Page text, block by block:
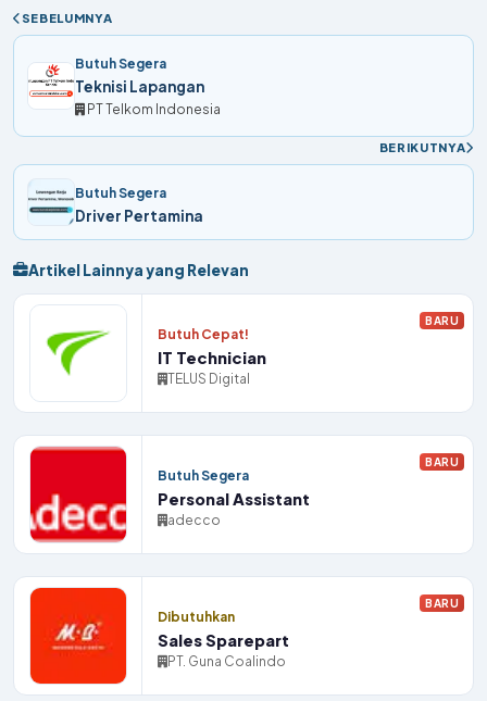
SEBELUMNYA
Butuh Segera
Teknisi Lapangan
PT Telkom Indonesia
BERIKUTNYA
Butuh Segera
Driver Pertamina
Artikel Lainnya yang Relevan
Butuh Cepat!
IT Technician
TELUS Digital
BARU
Butuh Segera
Personal Assistant
adecco
BARU
Dibutuhkan
Sales Sparepart
PT. Guna Coalindo
BARU